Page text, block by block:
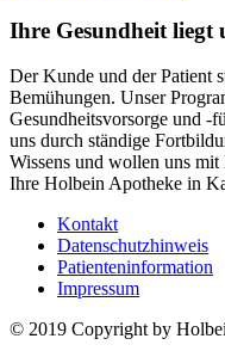
Ihre Gesundheit liegt
Der Kunde und der Patient
Bemühungen. Unser
Gesundheitsvorsorge und -
uns durch ständige
Wissens und wollen uns
Ihre Holbein Apotheke in
Kontakt
Datenschutzhinweis
Patienteninformation
Impressum
© 2019 Copyright by